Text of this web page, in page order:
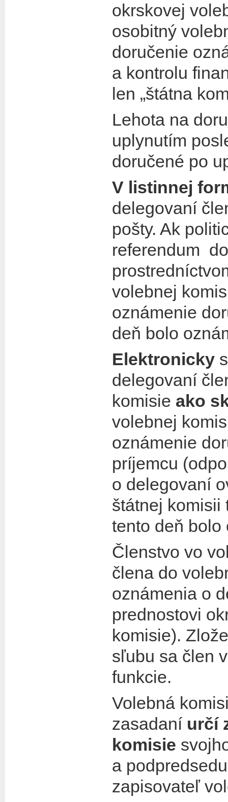
okrskovej
osobitný
doručenie
a kontrolu
len „štátna
Lehota na
uplynutím
doručené po
V listinnej
delegovaní
pošty. Ak
referendum
volebnej
oznámenie
deň bolo
Elektronicky
delegovaní
komisie ako
volebnej
oznámenie
príjemcu
o delegovaní
štátnej komisii
tento deň bolo
Členstvo vo
člena do
oznámenia o
prednostovi
komisie).
sľubu sa člen
funkcie.
Volebná
zasadaní určí
komisie
a
zapisovateľ